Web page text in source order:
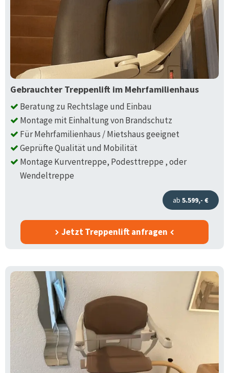
Gebrauchter Treppenlift im Mehrfamilienhaus
Beratung zu Rechtslage und Einbau
Montage mit Einhaltung von Brandschutz
Für Mehrfamilienhaus / Mietshaus geeignet
Geprüfte Qualität und Mobilität
Montage Kurventreppe, Podesttreppe , oder
Wendeltreppe
ab 5.599,- €
Jetzt Treppenlift anfragen